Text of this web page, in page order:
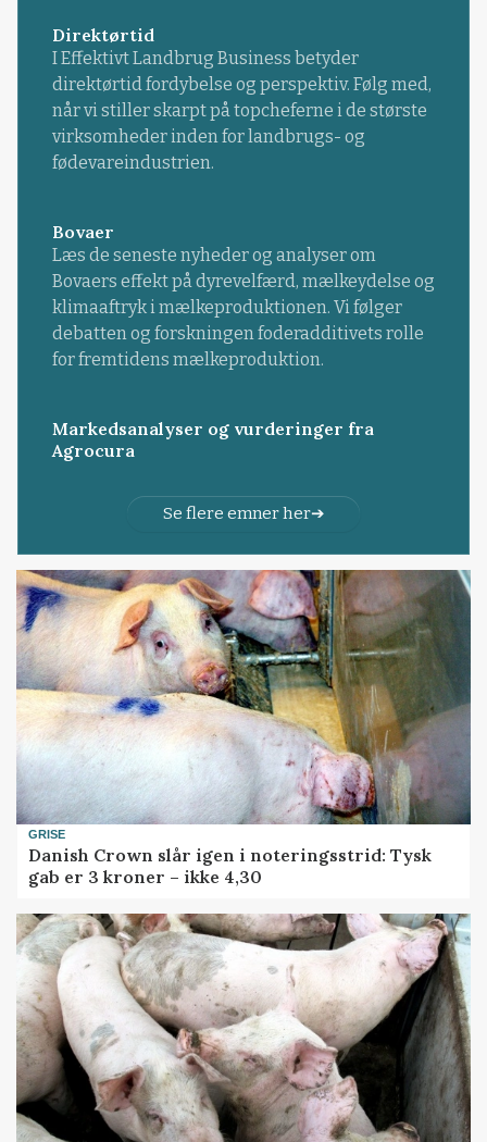
Direktørtid
I Effektivt Landbrug Business betyder
direktørtid fordybelse og perspektiv. Følg med,
når vi stiller skarpt på topcheferne i de største
virksomheder inden for landbrugs- og
fødevareindustrien.
Bovaer
Læs de seneste nyheder og analyser om
Bovaers effekt på dyrevelfærd, mælkeydelse og
klimaaftryk i mælkeproduktionen. Vi følger
debatten og forskningen foderadditivets rolle
for fremtidens mælkeproduktion.
Markedsanalyser og vurderinger fra
Agrocura
Se flere emner her
GRISE
Danish Crown slår igen i noteringsstrid: Tysk
gab er 3 kroner – ikke 4,30